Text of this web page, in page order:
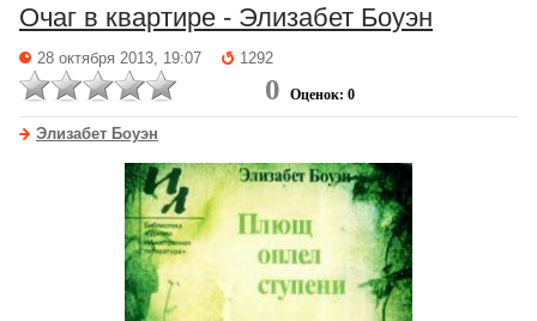
Очаг в квартире - Элизабет Боуэн
28 октября 2013, 19:07 1292
0 Оценок: 0
Элизабет Боуэн